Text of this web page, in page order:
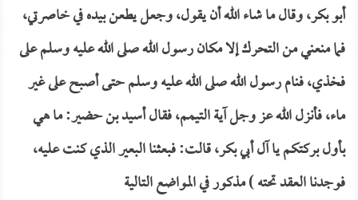
أبو بكر، وقال ما شاء الله أن يقول، وجعل يطعن بيده في خاصرتي،
فما منعني من التحرك إلا مكان رسول الله صلى الله عليه وسلم على
فخذي، فنام رسول الله صلى الله عليه وسلم حتى أصبح على غير
ماء، فأنزل الله عز وجل آية التيمم، فقال أسيد بن حضير: ما هي
بأول بركتكم يا آل أبي بكر، قالت: فبعثنا البعير الذي كنت عليه،
فوجدنا العقد تحته ) مذكور في المواضع التالية